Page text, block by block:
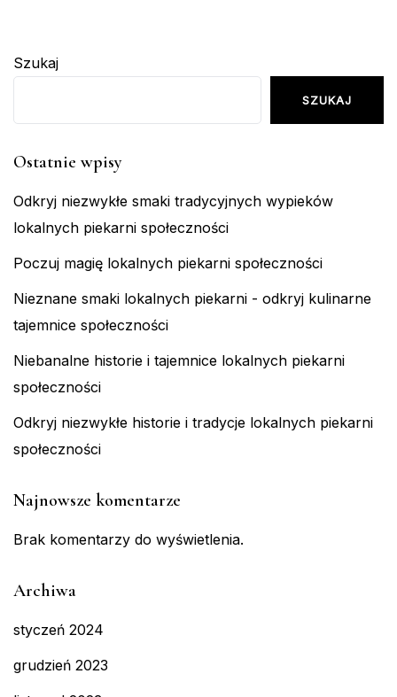
Szukaj
SZUKAJ
Ostatnie wpisy
Odkryj niezwykłe smaki tradycyjnych wypieków
lokalnych piekarni społeczności
Poczuj magię lokalnych piekarni społeczności
Nieznane smaki lokalnych piekarni - odkryj kulinarne
tajemnice społeczności
Niebanalne historie i tajemnice lokalnych piekarni
społeczności
Odkryj niezwykłe historie i tradycje lokalnych piekarni
społeczności
Najnowsze komentarze
Brak komentarzy do wyświetlenia.
Archiwa
styczeń 2024
grudzień 2023